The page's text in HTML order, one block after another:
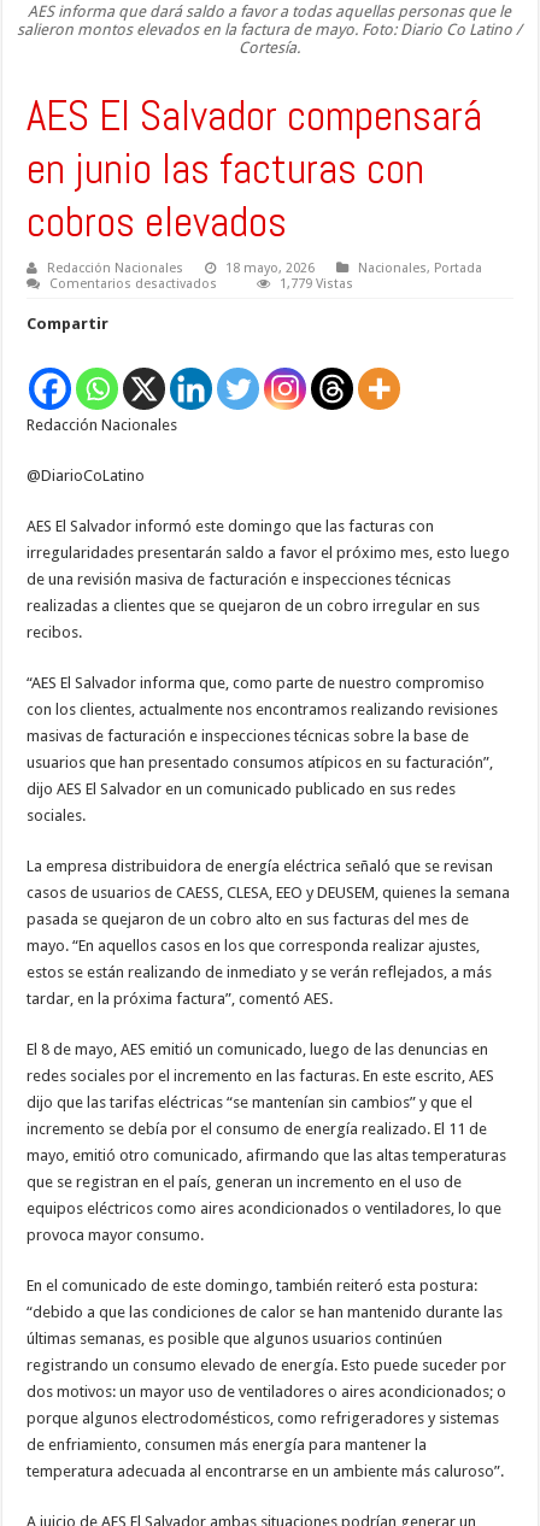
AES informa que dará saldo a favor a todas aquellas personas que le
salieron montos elevados en la factura de mayo. Foto: Diario Co Latino /
Cortesía.
AES El Salvador compensará
en junio las facturas con
cobros elevados
Redacción Nacionales 18 mayo, 2026 Nacionales, Portada
Comentarios desactivados
junio
las
facturas
1,779 Vistas
Compartir
Redacción Nacionales
@DiarioCoLatino
AES El Salvador informó este domingo que las facturas con
irregularidades presentarán saldo a favor el próximo mes, esto luego
de una revisión masiva de facturación e inspecciones técnicas
realizadas a clientes que se quejaron de un cobro irregular en sus
recibos.
“AES El Salvador informa que, como parte de nuestro compromiso
con los clientes, actualmente nos encontramos realizando revisiones
masivas de facturación e inspecciones técnicas sobre la base de
usuarios que han presentado consumos atípicos en su facturación”,
dijo AES El Salvador en un comunicado publicado en sus redes
sociales.
La empresa distribuidora de energía eléctrica señaló que se revisan
casos de usuarios de CAESS, CLESA, EEO y DEUSEM, quienes la semana
pasada se quejaron de un cobro alto en sus facturas del mes de
mayo. “En aquellos casos en los que corresponda realizar ajustes,
estos se están realizando de inmediato y se verán reflejados, a más
tardar, en la próxima factura”, comentó AES.
El 8 de mayo, AES emitió un comunicado, luego de las denuncias en
redes sociales por el incremento en las facturas. En este escrito, AES
dijo que las tarifas eléctricas “se mantenían sin cambios” y que el
incremento se debía por el consumo de energía realizado. El 11 de
mayo, emitió otro comunicado, afirmando que las altas temperaturas
que se registran en el país, generan un incremento en el uso de
equipos eléctricos como aires acondicionados o ventiladores, lo que
provoca mayor consumo.
En el comunicado de este domingo, también reiteró esta postura:
“debido a que las condiciones de calor se han mantenido durante las
últimas semanas, es posible que algunos usuarios continúen
registrando un consumo elevado de energía. Esto puede suceder por
dos motivos: un mayor uso de ventiladores o aires acondicionados; o
porque algunos electrodomésticos, como refrigeradores y sistemas
de enfriamiento, consumen más energía para mantener la
temperatura adecuada al encontrarse en un ambiente más caluroso”.
A juicio de AES El Salvador ambas situaciones podrían generar un